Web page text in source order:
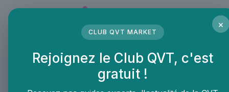
Securité et sureté
×
CLUB QVT MARKET
Rejoignez le Club QVT, c'est
gratuit !
Panneau de gestion des cookies